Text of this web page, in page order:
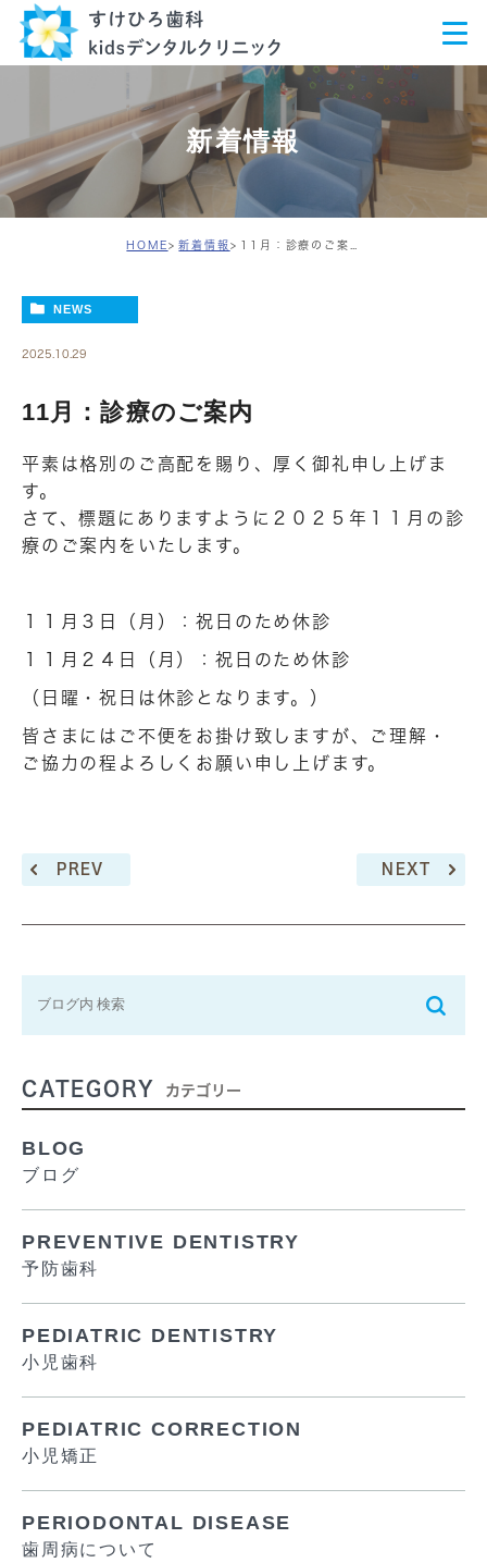
新着情報
HOME 新着情報
NEWS
2025.10.29
11月：診療のご案内
平素は格別のご高配を賜り、厚く御礼申し上げま
す。
さて、標題にありますように２０２５年１１月の診
療のご案内をいたします。
１１月３日（月）：祝日のため休診
１１月２４日（月）：祝日のため休診
（日曜・祝日は休診となります。）
皆さまにはご不便をお掛け致しますが、ご理解・
ご協力の程よろしくお願い申し上げます。
PREV NEXT
CATEGORY カテゴリー
BLOG
ブログ
PREVENTIVE DENTISTRY
予防歯科
PEDIATRIC DENTISTRY
小児歯科
PEDIATRIC CORRECTION
小児矯正
PERIODONTAL DISEASE
歯周病について